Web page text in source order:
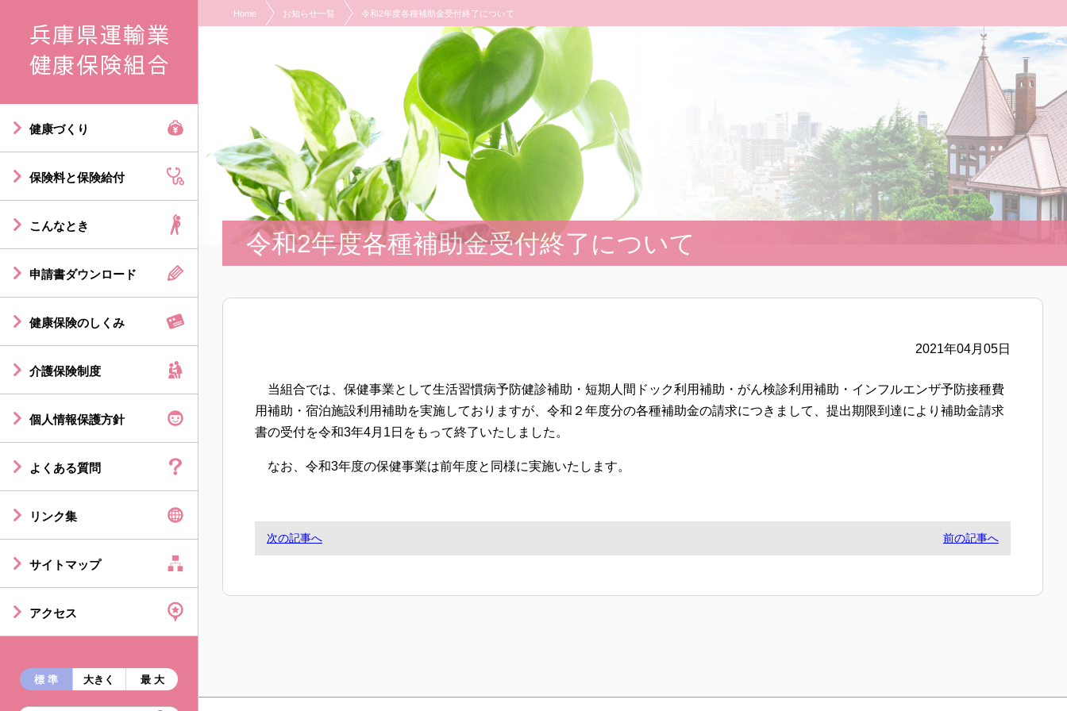
健康づくり
保険料と保険給付
こんなとき
申請書ダウンロード
健康保険のしくみ
介護保険制度
個人情報保護方針
よくある質問
リンク集
サイトマップ
アクセス
標 準 大きく 最 大
Home お知らせ一覧 令和2年度各種補助金受付終了について
令和2年度各種補助金受付終了について
2021年04月05日
当組合では、保健事業として生活習慣病予防健診補助・短期人間ドック利用補助・がん検診利用補助・インフルエンザ予防接種費
用補助・宿泊施設利用補助を実施しておりますが、令和２年度分の各種補助金の請求につきまして、提出期限到達により補助金請求
書の受付を令和3年4月1日をもって終了いたしました。
なお、令和3年度の保健事業は前年度と同様に実施いたします。
次の記事へ 前の記事へ